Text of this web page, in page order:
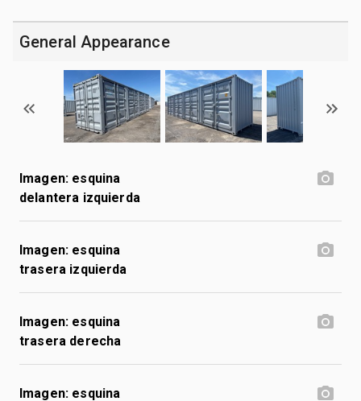
General Appearance
Imagen: esquina
delantera izquierda
Imagen: esquina
trasera izquierda
Imagen: esquina
trasera derecha
Imagen: esquina